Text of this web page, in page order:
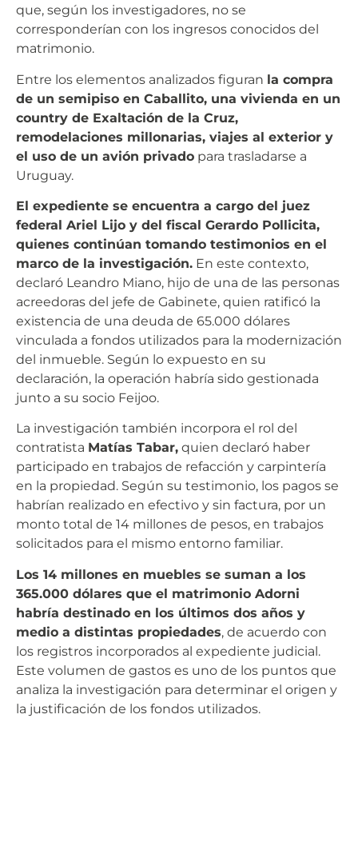
que, según los investigadores, no se
corresponderían con los ingresos conocidos del
matrimonio.
Entre los elementos analizados figuran la compra
de un semipiso en Caballito, una vivienda en un
country de Exaltación de la Cruz,
remodelaciones millonarias, viajes al exterior y
el uso de un avión privado para trasladarse a
Uruguay.
El expediente se encuentra a cargo del juez
federal Ariel Lijo y del fiscal Gerardo Pollicita,
quienes continúan tomando testimonios en el
marco de la investigación. En este contexto,
declaró Leandro Miano, hijo de una de las personas
acreedoras del jefe de Gabinete, quien ratificó la
existencia de una deuda de 65.000 dólares
vinculada a fondos utilizados para la modernización
del inmueble. Según lo expuesto en su
declaración, la operación habría sido gestionada
junto a su socio Feijoo.
La investigación también incorpora el rol del
contratista Matías Tabar, quien declaró haber
participado en trabajos de refacción y carpintería
en la propiedad. Según su testimonio, los pagos se
habrían realizado en efectivo y sin factura, por un
monto total de 14 millones de pesos, en trabajos
solicitados para el mismo entorno familiar.
Los 14 millones en muebles se suman a los
365.000 dólares que el matrimonio Adorni
habría destinado en los últimos dos años y
medio a distintas propiedades, de acuerdo con
los registros incorporados al expediente judicial.
Este volumen de gastos es uno de los puntos que
analiza la investigación para determinar el origen y
la justificación de los fondos utilizados.